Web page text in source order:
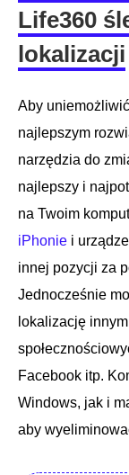
Life360
lokalizacji
Aby
najlepszym
narzędzia do
najlepszy i
na Twoim
iPhonie i
innej pozycji za
Jednocześnie
lokalizację
Facebook itp.
Windows, jak i
aby